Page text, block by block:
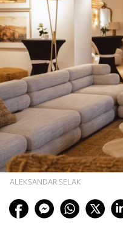
ALEKSANDAR SELAK